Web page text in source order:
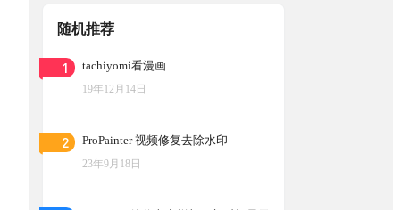
随机推荐
1 tachiyomi看漫画
19年12月14日
2 ProPainter 视频修复去除水印
23年9月18日